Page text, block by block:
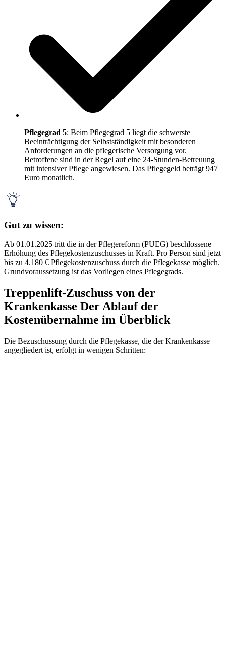
Pflegegrad 5: Beim Pflegegrad 5 liegt die schwerste
Beeinträchtigung der Selbstständigkeit mit besonderen
Anforderungen an die pflegerische Versorgung vor.
Betroffene sind in der Regel auf eine 24-Stunden-Betreuung
mit intensiver Pflege angewiesen. Das Pflegegeld beträgt 947
Euro monatlich.
Gut zu wissen:
Ab 01.01.2025 tritt die in der Pflegereform (PUEG) beschlossene
Erhöhung des Pflegekostenzuschusses in Kraft. Pro Person sind jetzt
bis zu 4.180 € Pflegekostenzuschuss durch die Pflegekasse möglich.
Grundvoraussetzung ist das Vorliegen eines Pflegegrads.
Treppenlift-Zuschuss von der
Krankenkasse Der Ablauf der
Kostenübernahme im Überblick
Die Bezuschussung durch die Pflegekasse, die der Krankenkasse
angegliedert ist, erfolgt in wenigen Schritten: